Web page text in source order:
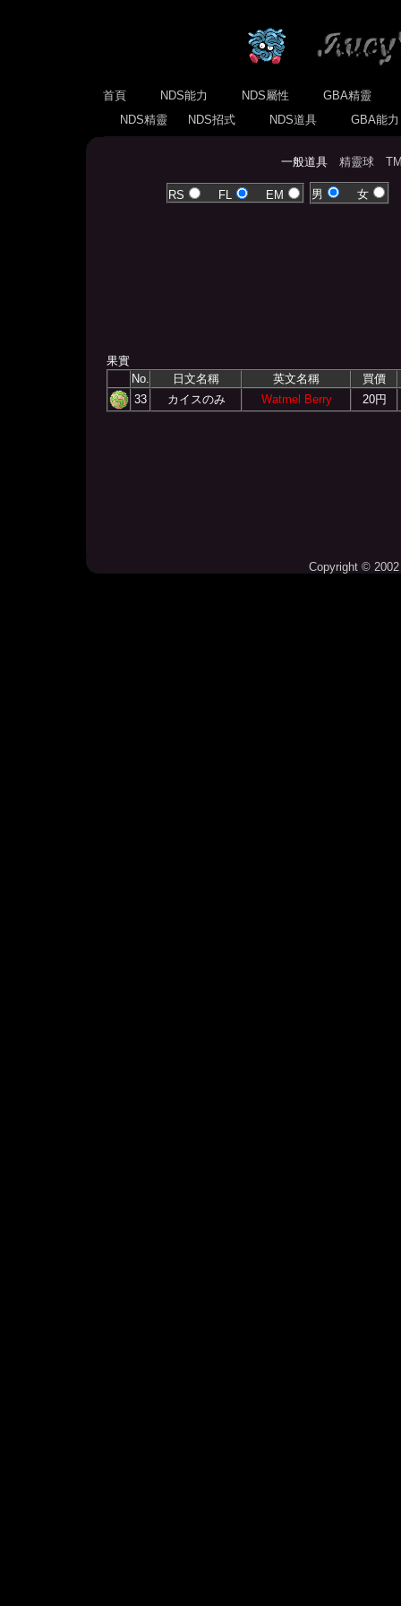
首頁 NDS能力 NDS屬性
GBA精靈
NDS精靈
NDS招式 NDS道具 GBA能
一般道具 精靈球
RS FL EM 男 女
果實
No.
日文名稱 英文名稱
買價
33
カイスのみ Watmel Berry 20円
Copyright ©